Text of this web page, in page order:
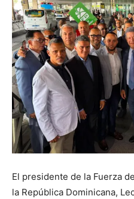
El presidente de la Fuerza
la República Dominicana,